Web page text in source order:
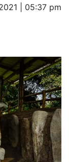
| 05:37 pm